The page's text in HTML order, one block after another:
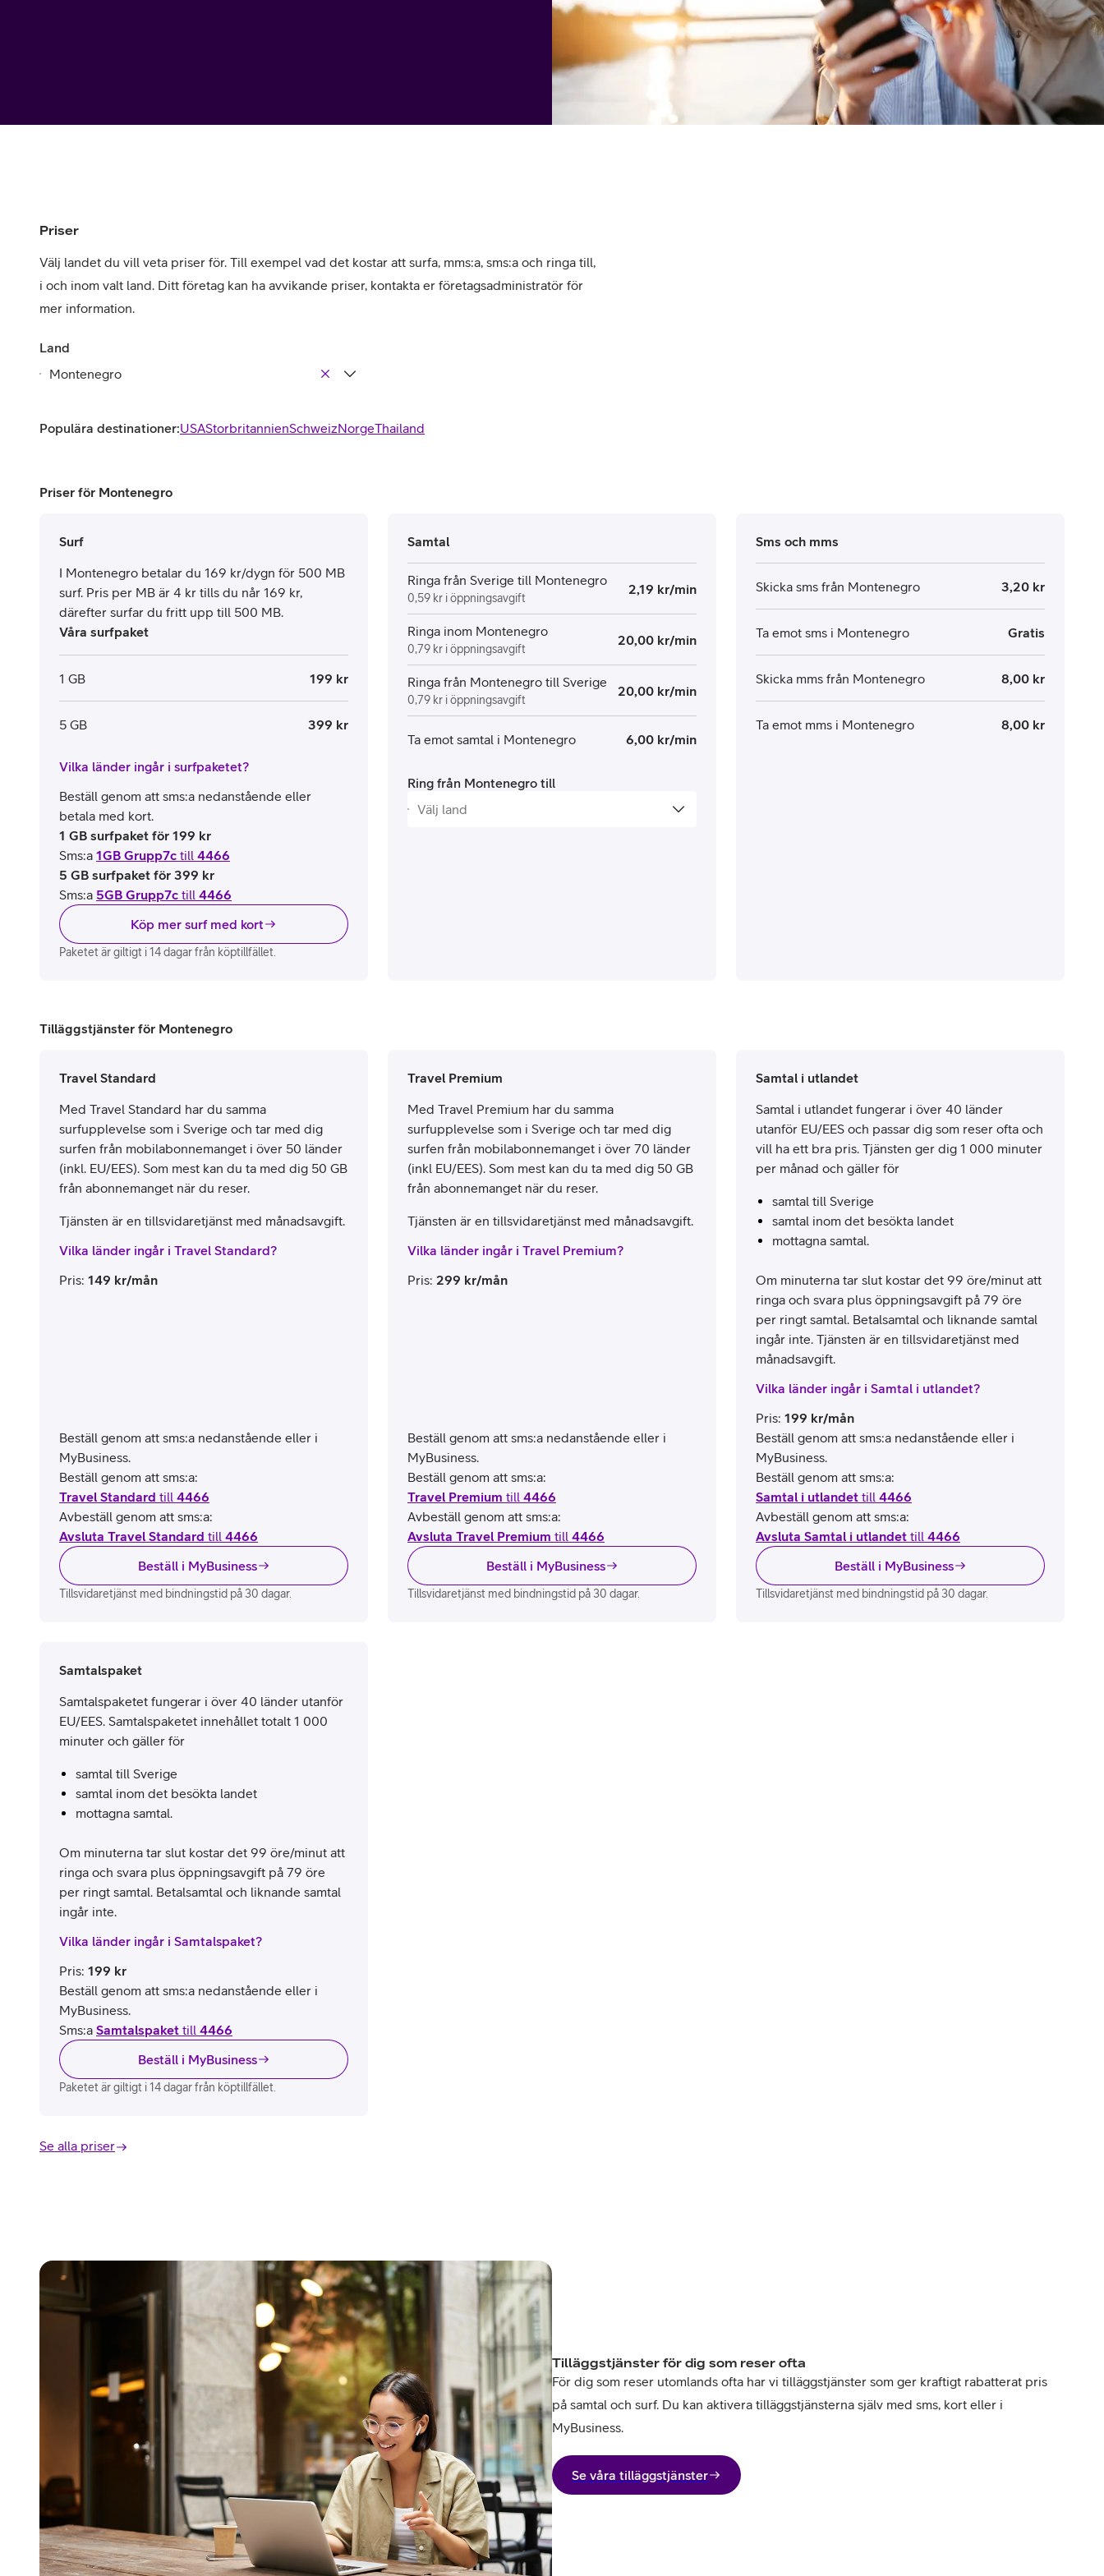
Priser
Välj landet du vill veta priser för. Till exempel vad det kostar att surfa, mms:a, sms:a och ringa till,
i och inom valt land. Ditt företag kan ha avvikande priser, kontakta er företagsadministratör för
mer information.
Land
Populära destinationer:USAStorbritannienSchweizNorgeThailand
Priser för Montenegro
Surf
I Montenegro betalar du 169 kr/dygn för 500 MB
surf. Pris per MB är 4 kr tills du når 169 kr,
därefter surfar du fritt upp till 500 MB.
Våra surfpaket
1 GB 199 kr
5 GB 399 kr
Vilka länder ingår i surfpaketet?
Beställ genom att sms:a nedanstående eller
betala med kort.
1 GB surfpaket för 199 kr
Sms:a 1GB Grupp7c till 4466
5 GB surfpaket för 399 kr
Sms:a 5GB Grupp7c till 4466
Köp mer surf med kort
Paketet är giltigt i 14 dagar från köptillfället.
Samtal
Ringa från Sverige till Montenegro
0,59 kr i öppningsavgift
2,19 kr/min
Ringa inom Montenegro
0,79 kr i öppningsavgift
20,00 kr/min
Ringa från Montenegro till Sverige
0,79 kr i öppningsavgift
20,00 kr/min
Ta emot samtal i Montenegro 6,00 kr/min
Ring från Montenegro till
Sms och mms
Skicka sms från Montenegro 3,20 kr
Ta emot sms i Montenegro Gratis
Skicka mms från Montenegro 8,00 kr
Ta emot mms i Montenegro 8,00 kr
Tilläggstjänster för Montenegro
Travel Standard
Med Travel Standard har du samma
surfupplevelse som i Sverige och tar med dig
surfen från mobilabonnemanget i över 50 länder
(inkl. EU/EES). Som mest kan du ta med dig 50 GB
från abonnemanget när du reser.
Tjänsten är en tillsvidaretjänst med månadsavgift.
Vilka länder ingår i Travel Standard?
Pris: 149 kr/mån
Beställ genom att sms:a nedanstående eller i
MyBusiness.
Beställ genom att sms:a:
Travel Standard till 4466
Avbeställ genom att sms:a:
Avsluta Travel Standard till 4466
Beställ i MyBusiness
Tillsvidaretjänst med bindningstid på 30 dagar.
Travel Premium
Med Travel Premium har du samma
surfupplevelse som i Sverige och tar med dig
surfen från mobilabonnemanget i över 70 länder
(inkl EU/EES). Som mest kan du ta med dig 50 GB
från abonnemanget när du reser.
Tjänsten är en tillsvidaretjänst med månadsavgift.
Vilka länder ingår i Travel Premium?
Pris: 299 kr/mån
Beställ genom att sms:a nedanstående eller i
MyBusiness.
Beställ genom att sms:a:
Travel Premium till 4466
Avbeställ genom att sms:a:
Avsluta Travel Premium till 4466
Beställ i MyBusiness
Tillsvidaretjänst med bindningstid på 30 dagar.
Samtal i utlandet
Samtal i utlandet fungerar i över 40 länder
utanför EU/EES och passar dig som reser ofta och
vill ha ett bra pris. Tjänsten ger dig 1 000 minuter
per månad och gäller för
samtal till Sverige
samtal inom det besökta landet
mottagna samtal.
Om minuterna tar slut kostar det 99 öre/minut att
ringa och svara plus öppningsavgift på 79 öre
per ringt samtal. Betalsamtal och liknande samtal
ingår inte. Tjänsten är en tillsvidaretjänst med
månadsavgift.
Vilka länder ingår i Samtal i utlandet?
Pris: 199 kr/mån
Beställ genom att sms:a nedanstående eller i
MyBusiness.
Beställ genom att sms:a:
Samtal i utlandet till 4466
Avbeställ genom att sms:a:
Avsluta Samtal i utlandet till 4466
Beställ i MyBusiness
Tillsvidaretjänst med bindningstid på 30 dagar.
Samtalspaket
Samtalspaketet fungerar i över 40 länder utanför
EU/EES. Samtalspaketet innehållet totalt 1 000
minuter och gäller för
samtal till Sverige
samtal inom det besökta landet
mottagna samtal.
Om minuterna tar slut kostar det 99 öre/minut att
ringa och svara plus öppningsavgift på 79 öre
per ringt samtal. Betalsamtal och liknande samtal
ingår inte.
Vilka länder ingår i Samtalspaket?
Pris: 199 kr
Beställ genom att sms:a nedanstående eller i
MyBusiness.
Sms:a Samtalspaket till 4466
Beställ i MyBusiness
Paketet är giltigt i 14 dagar från köptillfället.
Se alla priser
Tilläggstjänster för dig som reser ofta
För dig som reser utomlands ofta har vi tilläggstjänster som ger kraftigt rabatterat pris
på samtal och surf. Du kan aktivera tilläggstjänsterna själv med sms, kort eller i
MyBusiness.
Se våra tilläggstjänster